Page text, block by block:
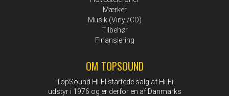
Mærker
Musik (Vinyl/CD)
Tilbehør
Finansiering
OM TOPSOUND
TopSound HI-FI startede salg af Hi-Fi
udstyr i 1976 og er derfor en af Danmarks